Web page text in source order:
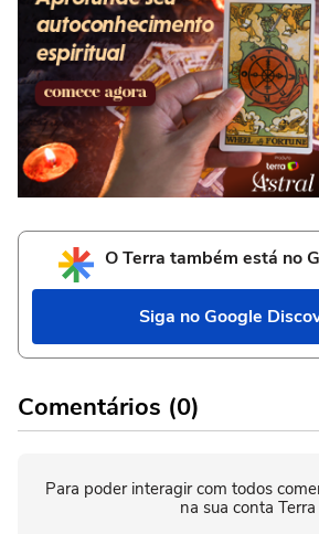
O Terra também está no
Siga no Google
Comentários (0)
Para poder interagir com todos
na sua conta Terra